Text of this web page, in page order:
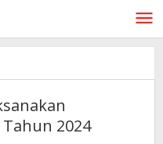
Tahun 2024